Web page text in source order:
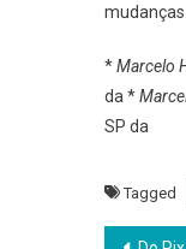
mudanças.
*Marcelo
da *
SP da
Tagged